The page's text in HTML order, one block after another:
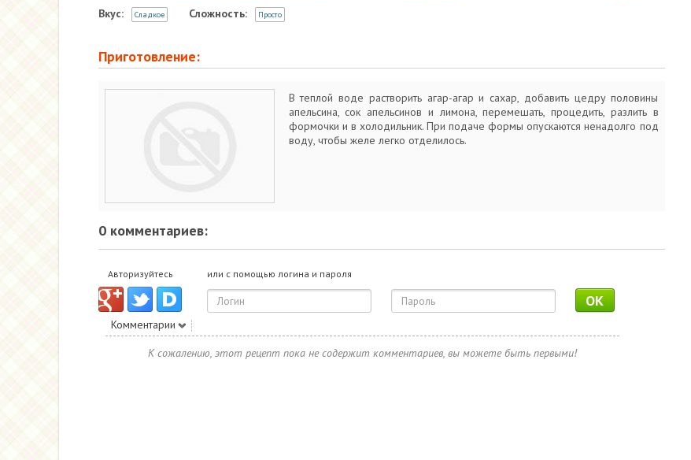
Вкус: Сладкое Сложность: Просто
Приготовление:
В теплой воде растворить агар-агар и сахар, добавить цедру половины
апельсина, сок апельсинов и лимона, перемешать, процедить, разлить в
формочки и в холодильник. При подаче формы опускаются ненадолго под
воду, чтобы желе легко отделилось.
0 комментариев:
Авторизуйтесь или с помощью логина и пароля
OK
Комментарии
К сожалению, этот рецепт пока не содержит комментариев, вы можете быть первыми!